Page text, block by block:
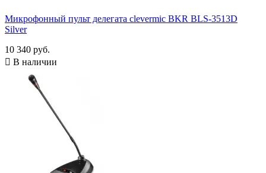
Микрофонный пульт делегата clevermic BKR BLS-3513D
Silver
10 340 руб.
 В наличии